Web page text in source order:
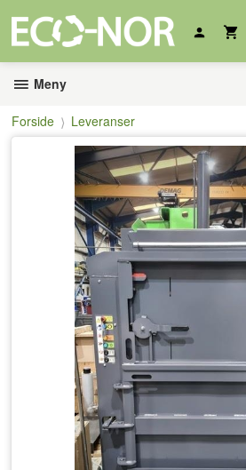
innholdet
Meny
Forside Leveranser